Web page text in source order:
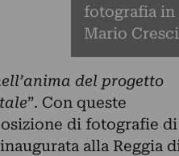
fotografia in
Mario
del progetto
”. Con queste
di fotografie di
alla Reggia